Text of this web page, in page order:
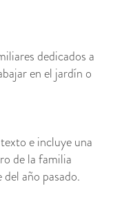
dedicados a
en el jardín o
e incluye una
de la familia
año pasado.